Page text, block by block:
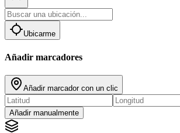
Ubicarme
Añadir marcadores
Añadir marcador con un clic
Añadir manualmente